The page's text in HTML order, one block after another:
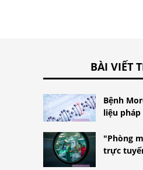
BÀI VIẾT
Bệnh
liệu
"Phòng
trực